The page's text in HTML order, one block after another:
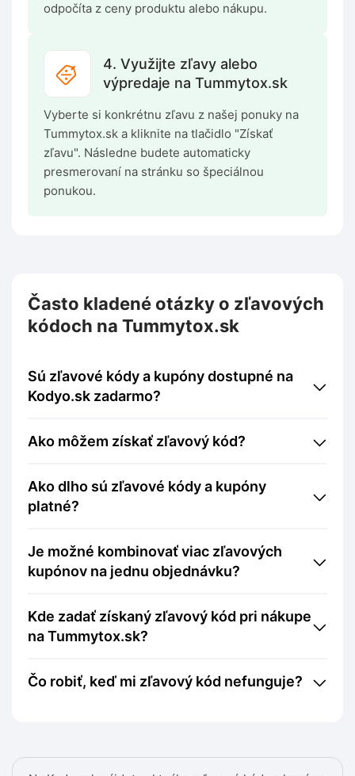
odpočíta z ceny produktu alebo nákupu.
4. Využijte zľavy alebo
výpredaje na Tummytox.sk
Vyberte si konkrétnu zľavu z našej ponuky na
Tummytox.sk a kliknite na tlačidlo "Získať
zľavu". Následne budete automaticky
presmerovaní na stránku so špeciálnou
ponukou.
Často kladené otázky o zľavových
kódoch na Tummytox.sk
Sú zľavové kódy a kupóny dostupné na
Kodyo.sk zadarmo?
Ako môžem získať zľavový kód?
Ako dlho sú zľavové kódy a kupóny
platné?
Je možné kombinovať viac zľavových
kupónov na jednu objednávku?
Kde zadať získaný zľavový kód pri nákupe
na Tummytox.sk?
Čo robiť, keď mi zľavový kód nefunguje?